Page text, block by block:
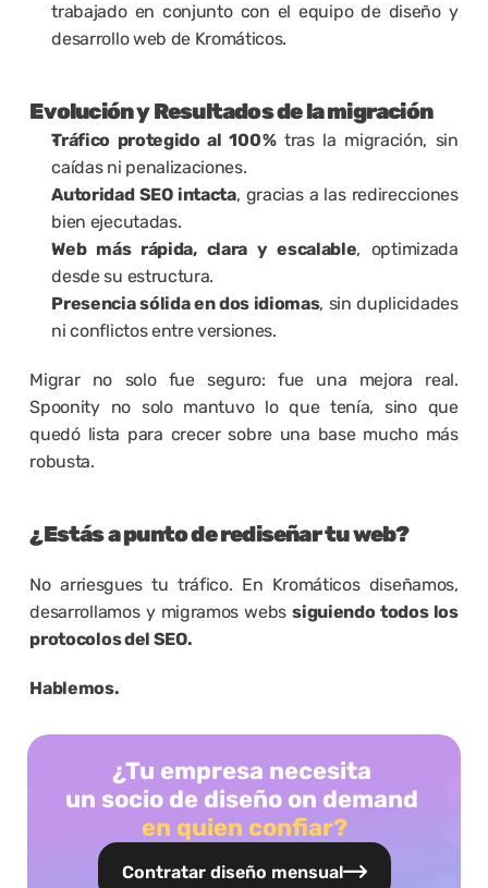
trabajado en conjunto con el equipo de diseño y
desarrollo web de Kromáticos.
Evolución y Resultados de la migración
Tráfico protegido al 100 % tras la migración, sin
caídas ni penalizaciones.
Autoridad SEO intacta, gracias a las redirecciones
bien ejecutadas.
Web más rápida, clara y escalable, optimizada
desde su estructura.
Presencia sólida en dos idiomas, sin duplicidades
ni conflictos entre versiones.
Migrar no solo fue seguro: fue una mejora real.
Spoonity no solo mantuvo lo que tenía, sino que
quedó lista para crecer sobre una base mucho más
robusta.
¿Estás a punto de rediseñar tu web?
No arriesgues tu tráfico. En Kromáticos diseñamos,
desarrollamos y migramos webs siguiendo todos los
protocolos del SEO.
Hablemos.
¿Tu empresa necesita
en quien confiar?
Contratar diseño mensual